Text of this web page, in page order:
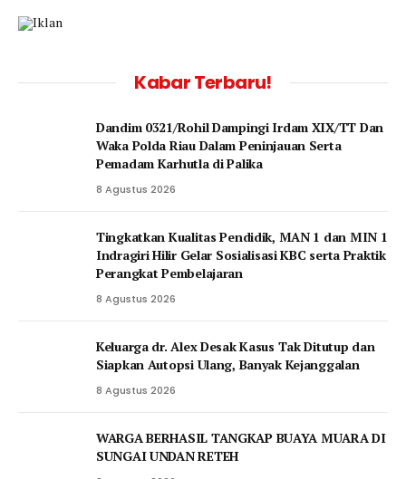
Kabar Terbaru!
Dandim 0321/Rohil Dampingi Irdam XIX/TT Dan
Waka Polda Riau Dalam Peninjauan Serta
Pemadam Karhutla di Palika
8 Agustus 2026
Tingkatkan Kualitas Pendidik, MAN 1 dan MIN 1
Indragiri Hilir Gelar Sosialisasi KBC serta Praktik
Perangkat Pembelajaran
8 Agustus 2026
Keluarga dr. Alex Desak Kasus Tak Ditutup dan
Siapkan Autopsi Ulang, Banyak Kejanggalan
8 Agustus 2026
WARGA BERHASIL TANGKAP BUAYA MUARA DI
SUNGAI UNDAN RETEH